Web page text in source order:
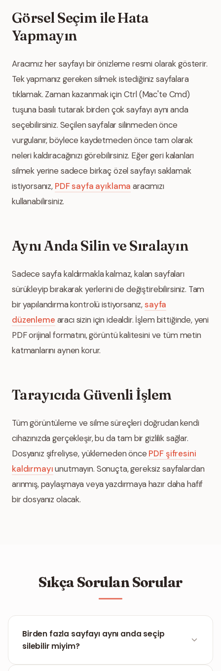
Görsel Seçim ile Hata
Yapmayın
Aracımız her sayfayı bir önizleme resmi olarak gösterir.
Tek yapmanız gereken silmek istediğiniz sayfalara
tıklamak. Zaman kazanmak için Ctrl (Mac'te Cmd)
tuşuna basılı tutarak birden çok sayfayı aynı anda
seçebilirsiniz. Seçilen sayfalar silinmeden önce
vurgulanır, böylece kaydetmeden önce tam olarak
neleri kaldıracağınızı görebilirsiniz. Eğer geri kalanları
silmek yerine sadece birkaç özel sayfayı saklamak
istiyorsanız, PDF sayfa ayıklama aracımızı
kullanabilirsiniz.
Aynı Anda Silin ve Sıralayın
Sadece sayfa kaldırmakla kalmaz, kalan sayfaları
sürükleyip bırakarak yerlerini de değiştirebilirsiniz. Tam
bir yapılandırma kontrolü istiyorsanız,sayfa
düzenleme aracı sizin için idealdir. İşlem bittiğinde, yeni
PDF orijinal formatını, görüntü kalitesini ve tüm metin
katmanlarını aynen korur.
Tarayıcıda Güvenli İşlem
Tüm görüntüleme ve silme süreçleri doğrudan kendi
cihazınızda gerçekleşir, bu da tam bir gizlilik sağlar.
Dosyanız şifreliyse, yüklemeden önce PDF şifresini
kaldırmayıunutmayın. Sonuçta, gereksiz sayfalardan
arınmış, paylaşmaya veya yazdırmaya hazır daha hafif
bir dosyanız olacak.
Sıkça Sorulan Sorular
Birden fazla sayfayı aynı anda seçip
silebilir miyim?